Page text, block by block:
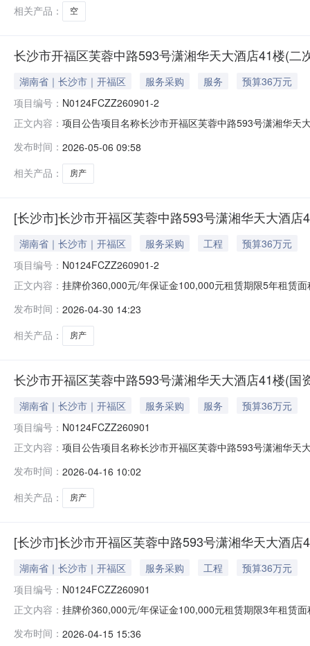
相关产品：
空
长沙市开福区芙蓉中路593号潇湘华天大酒店41楼(
湖南省｜长沙市｜开福区 服务采购 服务
预算36万元
项目编号： N0124FCZZ260901-2
正文内容： 项目公告项目名称长沙市开福区芙蓉中路593号潇湘华
支付方式按季度支付租金递增方式前三年不递增，第四
发布时间： 2026-05-06 09:58
相关产品：
房产
[长沙市]长沙市开福区芙蓉中路593号潇湘华天大酒店
湖南省｜长沙市｜开福区 服务采购 工程
预算36万元
项目编号： N0124FCZZ260901-2
正文内容： 挂牌价360,000元/年保证金100,000元租赁期限5年租赁
段593号湖南国际金融大厦基本属性标的类型房产所在
发布时间： 2026-04-30 14:23
相关产品：
房产
长沙市开福区芙蓉中路593号潇湘华天大酒店41楼(国
湖南省｜长沙市｜开福区 服务采购 服务
预算36万元
项目编号： N0124FCZZ260901
正文内容： 项目公告项目名称长沙市开福区芙蓉中路593号潇湘华
方式按季度支付租金递增方式无装修免租期限1个月承租
发布时间： 2026-04-16 10:02
相关产品：
房产
[长沙市]长沙市开福区芙蓉中路593号潇湘华天大酒店
湖南省｜长沙市｜开福区 服务采购 工程
预算36万元
项目编号： N0124FCZZ260901
正文内容： 挂牌价360,000元/年保证金100,000元租赁期限3年租赁
号湖南国际金融大厦基本属性标的类型房产所在层数41
发布时间： 2026-04-15 15:36